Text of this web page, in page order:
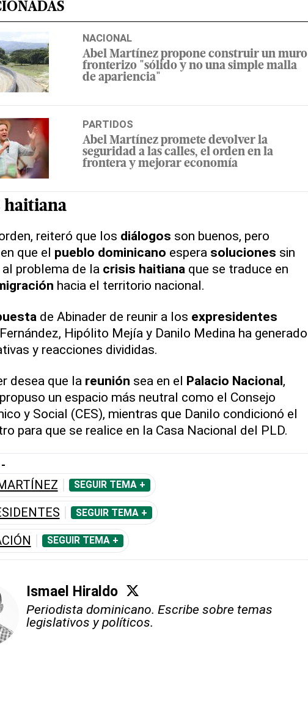
NACIONAL
Abel Martínez propone construir un muro
fronterizo "sólido y no una simple malla
de apariencia"
PARTIDOS
Abel Martínez promete devolver la
seguridad a las calles, el orden en la
frontera y mejorar economía
haitiana
reiteró que los diálogos son buenos, pero
que el pueblo dominicano espera soluciones sin
problema de la crisis haitiana que se traduce en
hacia el territorio nacional.
de Abinader de reunir a los expresidentes
Hipólito Mejía y Danilo Medina ha generado
y reacciones divididas.
desea que la reunión sea en el Palacio Nacional,
un espacio más neutral como el Consejo
y Social (CES), mientras que Danilo condicionó el
para que se realice en la Casa Nacional del PLD.
SEGUIR TEMA +
SEGUIR TEMA +
SEGUIR TEMA +
Ismael Hiraldo
Periodista dominicano. Escribe sobre temas
legislativos y políticos.